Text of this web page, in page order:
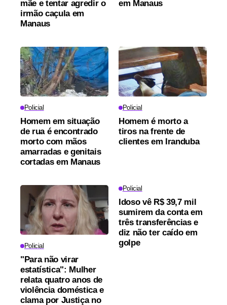
mãe e tentar agredir o
irmão caçula em
Manaus
em Manaus
Policial
Homem em situação
de rua é encontrado
morto com mãos
amarradas e genitais
cortadas em Manaus
Policial
Homem é morto a
tiros na frente de
clientes em Iranduba
Policial
"Para não virar
estatística": Mulher
relata quatro anos de
violência doméstica e
clama por Justiça no
Policial
Idoso vê R$ 39,7 mil
sumirem da conta em
três transferências e
diz não ter caído em
golpe